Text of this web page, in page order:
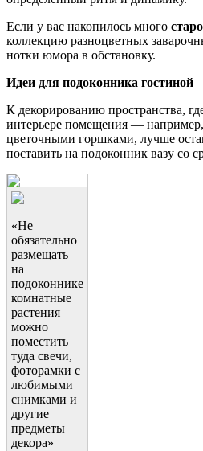
Если у вас накопилось много
коллекцию разноцветных
нотки юмора в обстановку.
Идеи для подоконника гостиной
К декорированию пространства,
интерьере помещения —
цветочными горшками, лучше
поставить на подоконник вазу со
«Не
обязательно
размещать
на
подоконнике
комнатные
растения —
можно
поместить
туда свечи,
фоторамки с
любимыми
снимками и
другие
предметы
декора»